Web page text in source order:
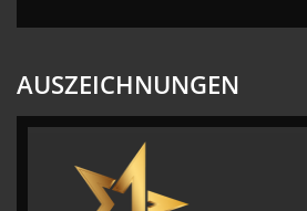
AUSZEICHNUNGEN